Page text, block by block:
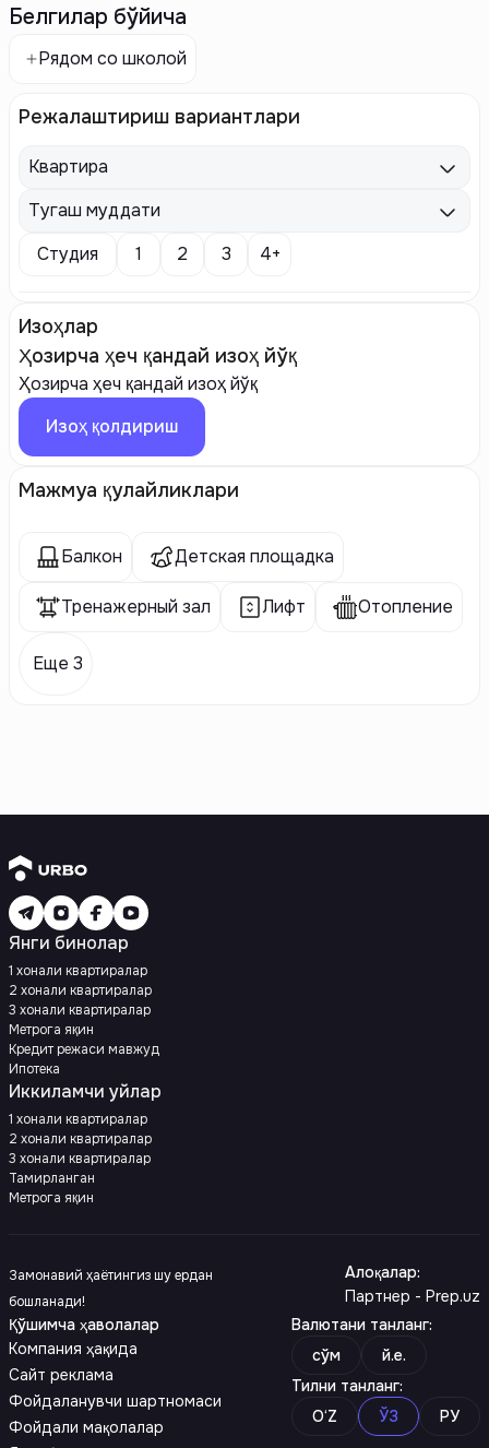
Белгилар бўйича
Рядом со школой
Режалаштириш вариантлари
Квартира
Тугаш муддати
Студия
1 2 3 4+
Изоҳлар
Ҳозирча ҳеч қандай изоҳ йўқ
Ҳозирча ҳеч қандай изоҳ йўқ
Изоҳ қолдириш
Мажмуа қулайликлари
Балкон Детская площадка
Тренажерный зал Лифт Отопление
Еще 3
Янги бинолар
1 хонали квартиралар
2 хонали квартиралар
3 хонали квартиралар
Метрога яқин
Кредит режаси мавжуд
Ипотека
Иккиламчи уйлар
1 хонали квартиралар
2 хонали квартиралар
3 хонали квартиралар
Тамирланган
Метрога яқин
Замонавий ҳаётингиз шу ердан
бошланади!
Алоқалар:
Партнер - Prep.uz
Қўшимча ҳаволалар
Компания ҳақида
Сайт реклама
Фойдаланувчи шартномаси
Фойдали мақолалар
Валютани танланг:
сўм
й.е.
Тилни танланг:
O‘Z
ЎЗ РУ